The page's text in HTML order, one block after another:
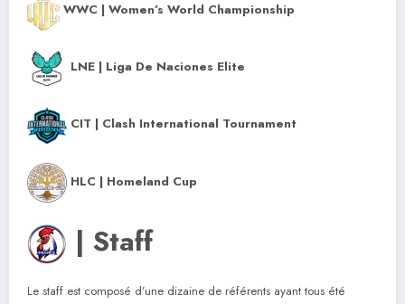
WWC | Women’s World Championship
LNE | Liga De Naciones Elite
CIT | Clash International Tournament
HLC | Homeland Cup
| Staff
Le staff est composé d’une dizaine de référents ayant tous été